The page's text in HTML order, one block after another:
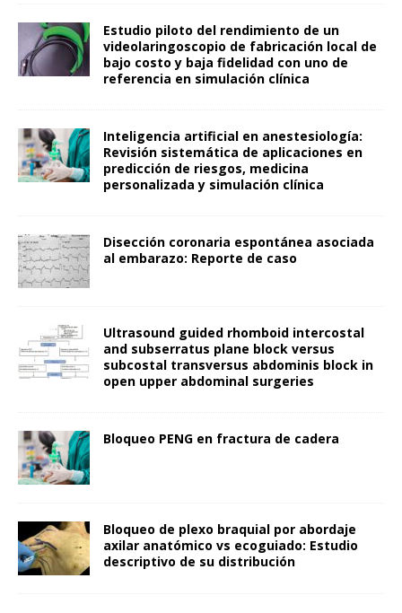
Estudio piloto del rendimiento de un
videolaringoscopio de fabricación local de
bajo costo y baja fidelidad con uno de
referencia en simulación clínica
Inteligencia artificial en anestesiología:
Revisión sistemática de aplicaciones en
predicción de riesgos, medicina
personalizada y simulación clínica
Disección coronaria espontánea asociada
al embarazo: Reporte de caso
Ultrasound guided rhomboid intercostal
and subserratus plane block versus
subcostal transversus abdominis block in
open upper abdominal surgeries
Bloqueo PENG en fractura de cadera
Bloqueo de plexo braquial por abordaje
axilar anatómico vs ecoguiado: Estudio
descriptivo de su distribución